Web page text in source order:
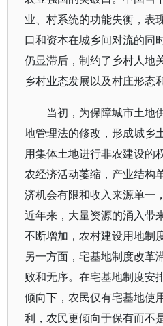
业、村系统的功能失衡，表
口和资本在城乡间对流的同
仍显滞后，制约了乡村人地
乡村业态发展以及村庄形态
当初，为保障城市土地
地管理法的修改，形成城乡
用集体土地进行非农建设的
农经济活动萎缩，产业结构
济机会有限和收入来源单一
近年来，大量资源的涌入带
不断增加，农村建设用地制
另一方面，宅基地制度改革
败和无序。在宅基地制度安
倾向下，农民仅有宅基地使
利，农民更倾向于保有而不